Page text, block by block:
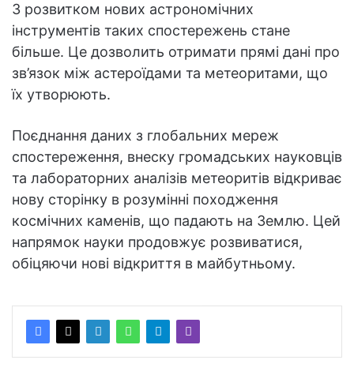
З розвитком нових астрономічних
інструментів таких спостережень стане
більше. Це дозволить отримати прямі дані про
зв’язок між астероїдами та метеоритами, що
їх утворюють.
Поєднання даних з глобальних мереж
спостереження, внеску громадських науковців
та лабораторних аналізів метеоритів відкриває
нову сторінку в розумінні походження
космічних каменів, що падають на Землю. Цей
напрямок науки продовжує розвиватися,
обіцяючи нові відкриття в майбутньому.